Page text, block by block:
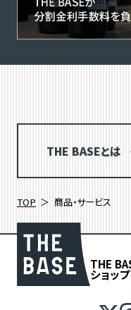
THE BASEとは
TOP 商品・サービス
THE
ショッ